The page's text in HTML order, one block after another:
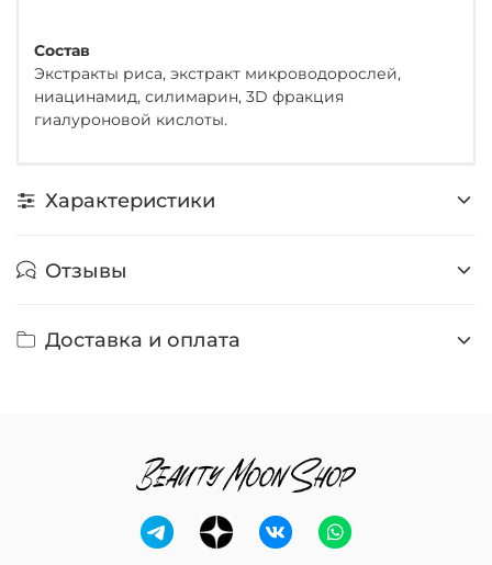
Состав
Экстракты риса, экстракт микроводорослей,
ниацинамид, силимарин, 3D фракция
гиалуроновой кислоты.
Характеристики
Отзывы
Доставка и оплата